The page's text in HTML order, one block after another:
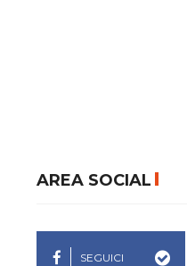
AREA SOCIAL
SEGUICI